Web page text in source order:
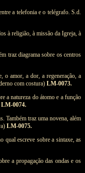
a telefonia e o telégrafo. S.d.
à religião, à missão da Igreja, à
traz diagrama sobre os centros
o amor, a dor, a regeneração, a
com costura) LM-0073.
a natureza do átomo e a função
LM-0074.
Também traz uma novena, além
LM-0075.
qual escreve sobre a sintaxe, as
a propagação das ondas e os